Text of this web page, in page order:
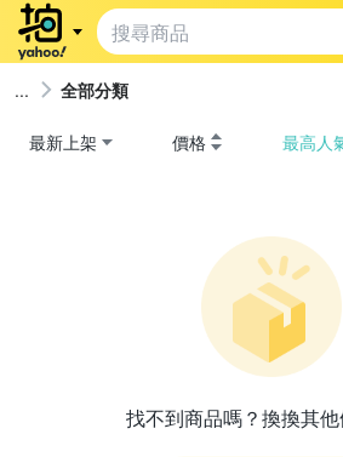
全部分類
最新上架 價格 最高人
找不到商品嗎？換換其他